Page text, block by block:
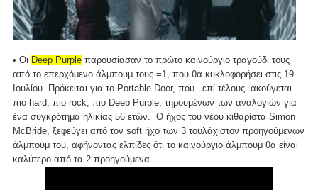
• Οι Deep Purple παρουσίασαν το πρώτο καινούργιο τραγούδι τους
από το επερχόμενο άλμπουμ τους =1, που θα κυκλοφορήσει στις 19
Ιουλίου. Πρόκειται για το Portable Door, που –επί τέλους- ακούγεται
πιο hard, πιο rock, πιο Deep Purple, τηρουμένων των αναλογιών για
ένα συγκρότημα ηλικίας 56 ετών. Ο ήχος του νέου κιθαρίστα Simon
McBride, ξεφεύγει από τον soft ήχο των 3 τουλάχιστον προηγούμενων
άλμπουμ του, αφήνοντας ελπίδες ότι το καινούργιο άλμπουμ θα είναι
καλύτερο από τα 2 προηγούμενα.